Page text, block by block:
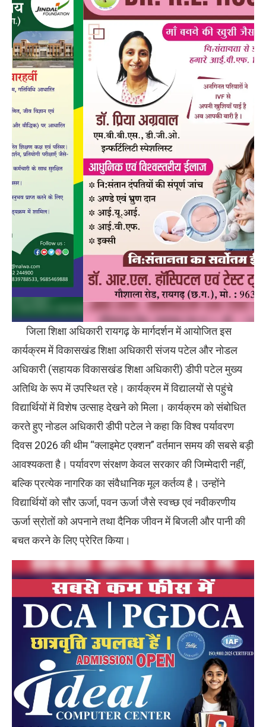
जिला शिक्षा अधिकारी रायगढ़ के मार्गदर्शन में आयोजित इस
कार्यक्रम में विकासखंड शिक्षा अधिकारी संजय पटेल और नोडल
अधिकारी (सहायक विकासखंड शिक्षा अधिकारी) डीपी पटेल मुख्य
अतिथि के रूप में उपस्थित रहे। कार्यक्रम में विद्यालयों से पहुंचे
विद्यार्थियों में विशेष उत्साह देखने को मिला। कार्यक्रम को संबोधित
करते हुए नोडल अधिकारी डीपी पटेल ने कहा कि विश्व पर्यावरण
दिवस 2026 की थीम “क्लाइमेट एक्शन” वर्तमान समय की सबसे बड़ी
आवश्यकता है। पर्यावरण संरक्षण केवल सरकार की जिम्मेदारी नहीं,
बल्कि प्रत्येक नागरिक का संवैधानिक मूल कर्तव्य है। उन्होंने
विद्यार्थियों को सौर ऊर्जा, पवन ऊर्जा जैसे स्वच्छ एवं नवीकरणीय
ऊर्जा स्रोतों को अपनाने तथा दैनिक जीवन में बिजली और पानी की
बचत करने के लिए प्रेरित किया।